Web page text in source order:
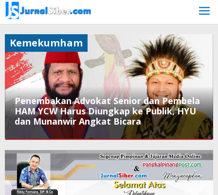
Skip
to
content
Penembakan Advokat Senior dan Pembela
HAM YCW Harus Diungkap ke Publik, HYU
dan Munanwir Angkat Bicara
Papua
July
2024
by
Jurnalsiber
Kemekumham